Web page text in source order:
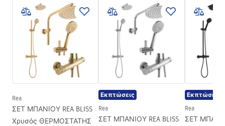
35 mm
mm
Μήκος
1950 mm
Ρύθμιση επέκτασης
25 mm
Πλάτος
25 mmmm
Εγγύηση
24 μήνες
Χρώμα
Χρυσό βουρτσισμένο
Rea
ΣΕΤ ΜΠΑΝΙΟΥ REA BLISS
Χρυσός ΘΕΡΜΟΣΤΑΤΗΣ
Εκπτώσεις
Rea
ΣΕΤ ΜΠΑΝΙΟΥ REA BLISS
Εκπτώσεις
Rea
ΣΕΤ